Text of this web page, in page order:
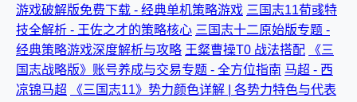
游戏破解版免费下载 - 经典单机策略游戏 三国志11荀彧特
技全解析 - 王佐之才的策略核心 三国志十二原始版专题 -
经典策略游戏深度解析与攻略 王粲曹操T0 战法搭配
《三
国志战略版》账号养成与交易专题 - 全方位指南 马超 - 西
凉锦马超
《三国志11》势力颜色详解 | 各势力特色与代表